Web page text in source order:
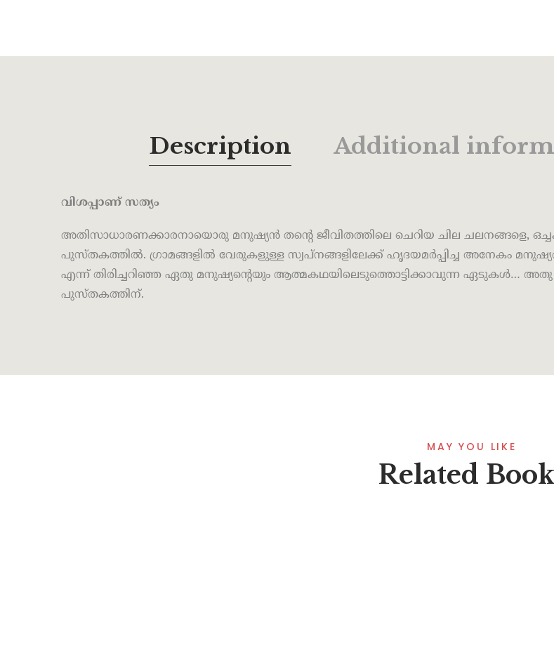
Description Additional
വിശപ്പാണ് സത്യം
അതിസാധാരണക്കാരനായൊരു മനുഷ്യൻ തൻ്റെ ജീവിതത്തിലെ ചെറിയ ചില ചലനങ്ങളെ,
പുസ്തകത്തിൽ. ഗ്രാമങ്ങളിൽ വേരുകളുള്ള സ്വപ്നങ്ങളിലേക്ക് ഹൃദയമർപ്പിച്ച അനേകം
എന്ന് തിരിച്ചറിഞ്ഞ ഏതു മനുഷ്യൻ്റെയും ആത്മകഥയിലെടുത്തൊട്ടിക്കാവുന്ന ഏടുകൾ…
പുസ്തകത്തിന്.
MAY YOU LIKE
Related